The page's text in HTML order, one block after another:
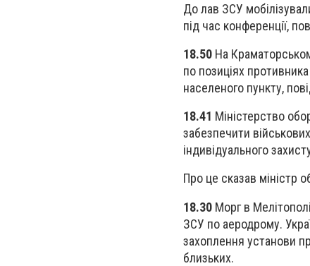
До лав ЗСУ
під час конференції,
18.50 На
по позиціях
населеного пункту,
18.41 Міністерство
забезпечити
індивідуального
Про це сказав міністр
18.30 Морг в
ЗСУ по аеродрому.
захоплення установи
близьких.